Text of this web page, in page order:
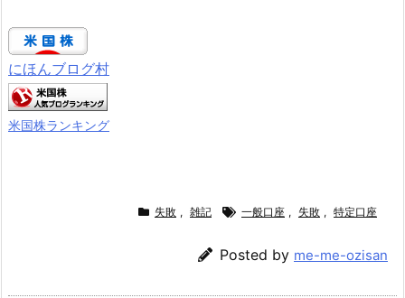
にほんブログ村
米国株ランキング
失敗 , 雑記 一般口座 , 失敗 , 特定口座
Posted by me-me-ozisan